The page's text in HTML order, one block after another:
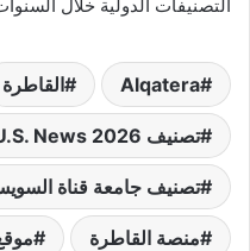
التصنيفات الدولية خلال
Alqatera القاطرة
تصنيف U.S. News 2026
تصنيف جامعة قناة
منصة القاطرة